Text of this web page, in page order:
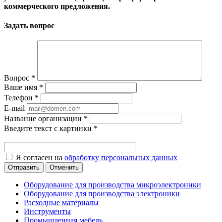
коммерческого предложения.
Задать вопрос
Вопрос *
Ваше имя *
Телефон *
E-mail
Название организации *
Введите текст с картинки *
Я согласен на обработку персональных данных
Отменить
Оборудование для производства микроэлектроники
Оборудование для производства электроники
Расходные материалы
Инструменты